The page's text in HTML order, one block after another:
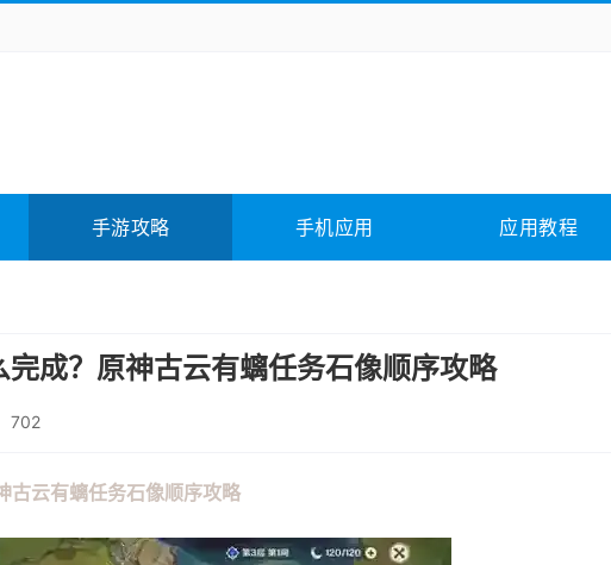
安全相关 应用软件 影音软件 插件下载
综合其它
手游攻略 手机应用 应用教程
成？原神古云有螭任务石像顺序攻略
702
古云有螭任务石像顺序攻略